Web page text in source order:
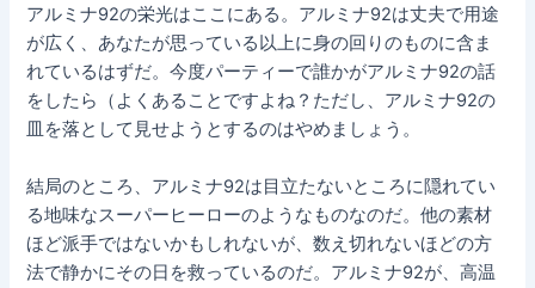
アルミナ92の栄光はここにある。アルミナ92は丈夫で用途
が広く、あなたが思っている以上に身の回りのものに含ま
れているはずだ。今度パーティーで誰かがアルミナ92の話
をしたら（よくあることですよね？ただし、アルミナ92の
皿を落として見せようとするのはやめましょう。
結局のところ、アルミナ92は目立たないところに隠れてい
る地味なスーパーヒーローのようなものなのだ。他の素材
ほど派手ではないかもしれないが、数え切れないほどの方
法で静かにその日を救っているのだ。アルミナ92が、高温